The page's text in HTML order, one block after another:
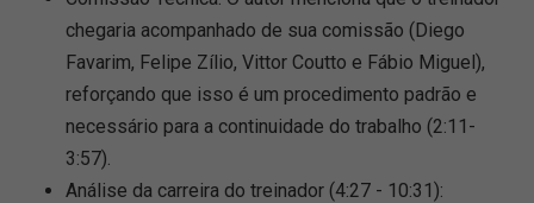
chegaria acompanhado de sua comissão (Diego
Favarim, Felipe Zílio, Vittor Coutto e Fábio Miguel),
reforçando que isso é um procedimento padrão e
necessário para a continuidade do trabalho (2:11-
3:57).
Análise da carreira do treinador (4:27 - 10:31):